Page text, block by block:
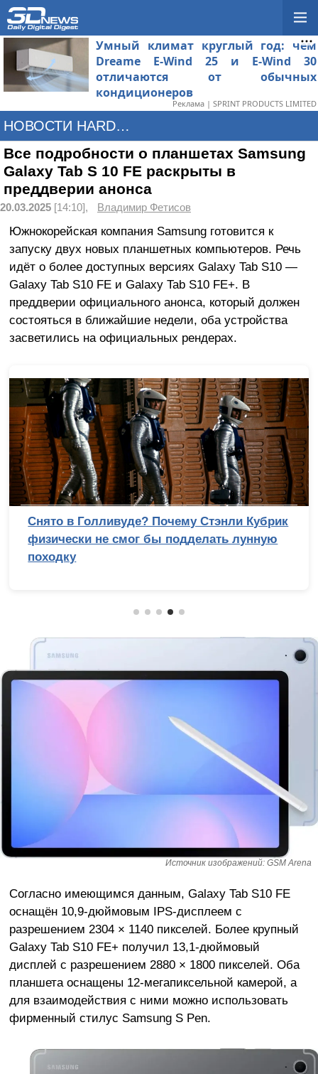
Умный климат круглый год: чем
Dreame E-Wind 25 и E-Wind 30
отличаются от обычных
кондиционеров
Реклама | SPRINT PRODUCTS LIMITED
НОВОСТИ HARDWARE
Все подробности о планшетах Samsung
Galaxy Tab S 10 FE раскрыты в
преддверии анонса
20.03.2025 [14:10], Владимир Фетисов
Южнокорейская компания Samsung готовится к
запуску двух новых планшетных компьютеров. Речь
идёт о более доступных версиях Galaxy Tab S10 —
Galaxy Tab S10 FE и Galaxy Tab S10 FE+. В
преддверии официального анонса, который должен
состояться в ближайшие недели, оба устройства
засветились на официальных рендерах.
Кубрик
лунную
Обзор беззеркальной камеры
V: эволюция с человеческим
Источник изображений: GSM Arena
Согласно имеющимся данным, Galaxy Tab S10 FE
оснащён 10,9-дюймовым IPS-дисплеем с
разрешением 2304 × 1140 пикселей. Более крупный
Galaxy Tab S10 FE+ получил 13,1-дюймовый
дисплей с разрешением 2880 × 1800 пикселей. Оба
планшета оснащены 12-мегапиксельной камерой, а
для взаимодействия с ними можно использовать
фирменный стилус Samsung S Pen.